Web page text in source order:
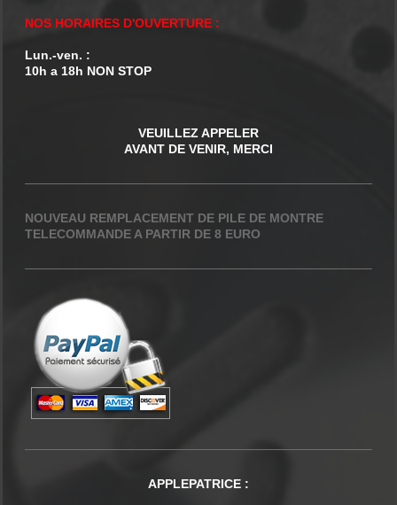
NOS HORAIRES D'OUVERTURE :
Lun.-ven. :
10h a 18h NON STOP
VEUILLEZ APPELER
AVANT DE VENIR, MERCI
NOUVEAU REMPLACEMENT DE PILE DE MONTRE
TELECOMMANDE A PARTIR DE 8 EURO
APPLEPATRICE :